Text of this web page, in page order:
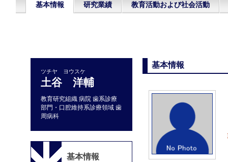
基本情報 研究業績 教育活動および社会活動
ツチヤ ヨウスケ
土谷 洋輔
教育研究組織 病院 歯系診療
部門・口腔維持系診療領域 歯
周病科
基本情報
基本情報